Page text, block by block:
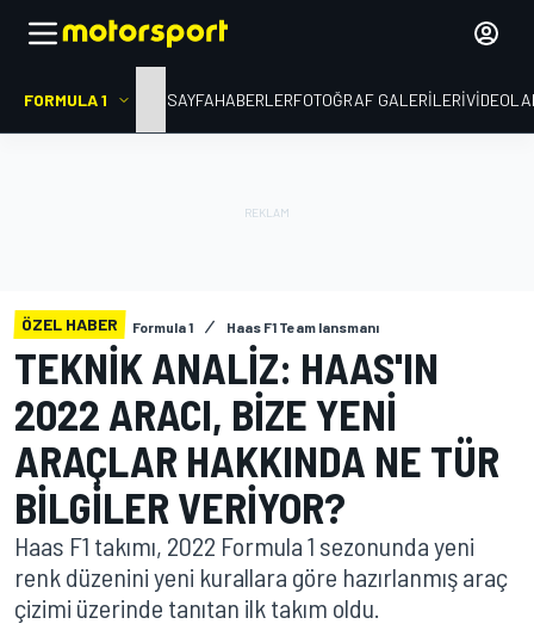
FORMULA 1 ANA SAYFAHABERLERFOTOĞRAF GALERILERI
ÖZEL HABER Formula 1 Haas F1 Team lansmanı
TEKNIK ANALIZ: HAAS'IN
2022 ARACI, BIZE YENI
ARAÇLAR HAKKINDA NE TÜR
BILGILER VERIYOR?
Haas F1 takımı, 2022 Formula 1 sezonunda yeni
renk düzenini yeni kurallara göre hazırlanmış araç
çizimi üzerinde tanıtan ilk takım oldu.